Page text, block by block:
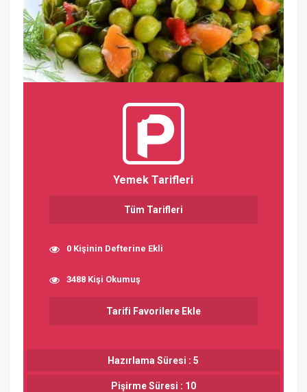
Yemek Tarifleri
Tüm Tarifleri
0 Kişinin Defterine Ekli
3488 Kişi Okumuş
Tarifi Favorilere Ekle
Hazırlama Süresi : 5
Pişirme Süresi : 10